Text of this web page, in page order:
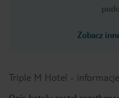
Zobacz
Triple M Hotel - informacje